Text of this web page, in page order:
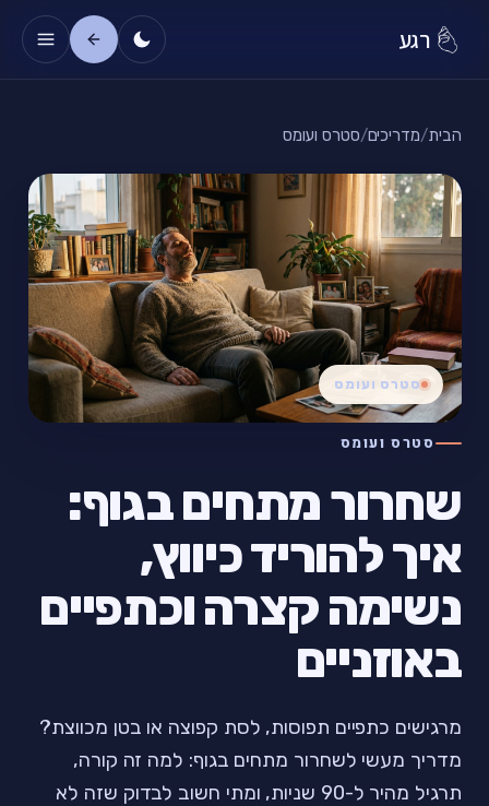
רגע
הבית/מדריכים/סטרס ועומס
סטרס ועומס
שחרור מתחים בגוף:
איך להוריד כיווץ,
נשימה קצרה וכתפיים
באוזניים
מרגישים כתפיים תפוסות, לסת קפוצה או בטן מכווצת?
מדריך מעשי לשחרור מתחים בגוף: למה זה קורה,
תרגיל מהיר ל-90 שניות, ומתי חשוב לבדוק שזה לא
סטרס ועומס